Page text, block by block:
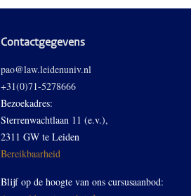
Contactgegevens
pao@law.leidenuniv.nl
+31(0)71-5278666
Bezoekadres:
Sterrenwachtlaan 11 (e.v.),
2311 GW te Leiden
Bereikbaarheid
Blijf op de hoogte van ons cursusaanbod: